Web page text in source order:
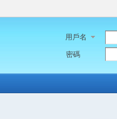
用戶名
密碼